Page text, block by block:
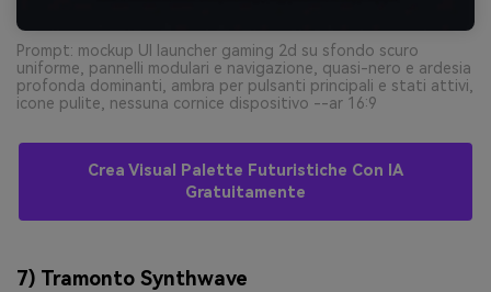
Prompt: mockup UI launcher gaming 2d su sfondo scuro
uniforme, pannelli modulari e navigazione, quasi-nero e ardesia
profonda dominanti, ambra per pulsanti principali e stati attivi,
icone pulite, nessuna cornice dispositivo --ar 16:9
Crea Visual Palette Futuristiche Con IA
Gratuitamente
7) Tramonto Synthwave